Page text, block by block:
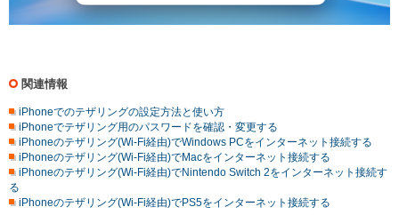
関連情報
iPhoneでのテザリングの設定方法と使い方
iPhoneでテザリング用のパスワードを確認・変更する
iPhoneのテザリング(Wi-Fi経由)でWindows PCをインターネット接続する
iPhoneのテザリング(Wi-Fi経由)でMacをインターネット接続する
iPhoneのテザリング(Wi-Fi経由)でNintendo Switch 2をインターネット接続す
る
iPhoneのテザリング(Wi-Fi経由)でPS5をインターネット接続する